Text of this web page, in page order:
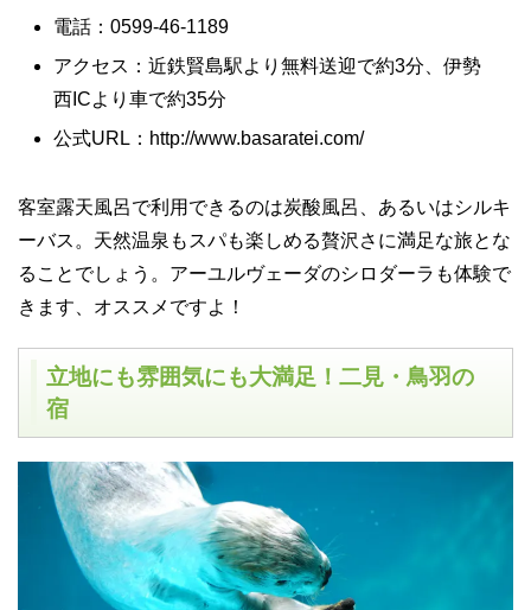
電話：0599-46-1189
アクセス：近鉄賢島駅より無料送迎で約3分、伊勢
西ICより車で約35分
公式URL：http://www.basaratei.com/
客室露天風呂で利用できるのは炭酸風呂、あるいはシルキ
ーバス。天然温泉もスパも楽しめる贅沢さに満足な旅とな
ることでしょう。アーユルヴェーダのシロダーラも体験で
きます、オススメですよ！
立地にも雰囲気にも大満足！二見・鳥羽の
宿